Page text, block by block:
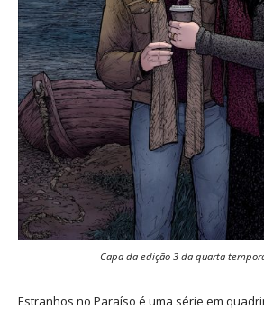
Capa da edição 3 da quarta
Estranhos no Paraíso é uma série em